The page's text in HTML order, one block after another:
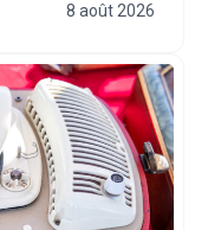
8 août 2026